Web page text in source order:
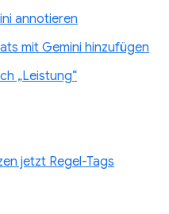
annotieren
mit Gemini hinzufügen
„Leistung“
jetzt Regel-Tags